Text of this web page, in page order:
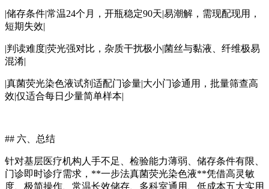
|储存条件|常温24个月，开瓶稳定90天|易潮解，需现配现用，
短期失效|
|判读难度|荧光强对比，杂质干扰极小|菌丝与黏液、纤维极易
混淆|
|真菌荧光染色液试剂 适配门诊量|大小门诊通用，批量筛查高
效|仅适合每日少量简单样本|
## 六、总结
针对基层医疗机构人手不足、检验能力薄弱、储存条件有限、
门诊即时诊疗需求，**一步法真菌荧光染色液**凭借高灵敏
度、极简操作、常温长效储存、多科室通用、低成本五大实用